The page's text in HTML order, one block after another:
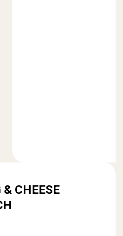
& CHEESE